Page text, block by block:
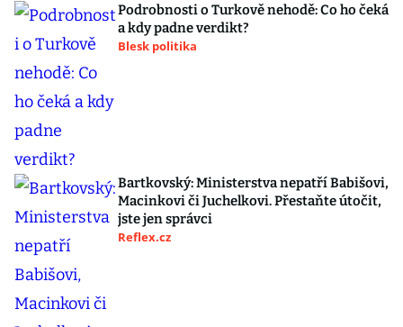
Podrobnosti o Turkově nehodě: Co ho čeká
a kdy padne verdikt?
Blesk politika
Bartkovský: Ministerstva nepatří Babišovi,
Macinkovi či Juchelkovi. Přestaňte útočit,
jste jen správci
Reflex.cz